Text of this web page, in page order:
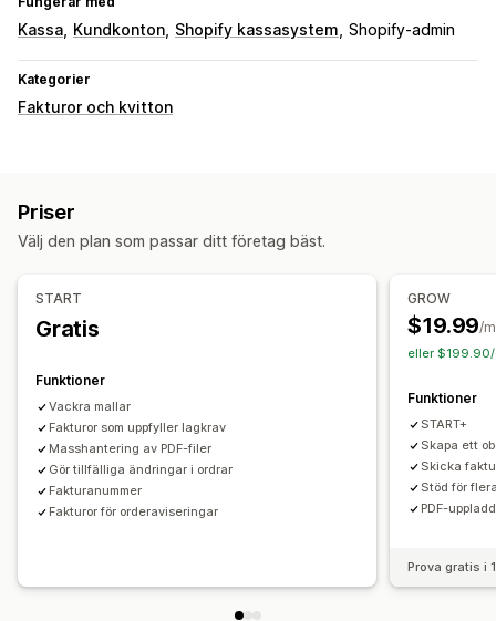
Kassa Kundkonton Shopify kassasystem Shopify-admin
Kategorier
Fakturor och kvitton
Priser
Välj den plan som passar ditt företag bäst.
START
Gratis
Funktioner
Vackra mallar
Fakturor som uppfyller lagkrav
Masshantering av PDF-filer
Gör tillfälliga ändringar i ordrar
Fakturanummer
Fakturor för orderaviseringar
GROW
$19.99/
eller $199.90/
Funktioner
START+
Skapa ett
Skicka
Stöd för
PDF-
Prova gratis i